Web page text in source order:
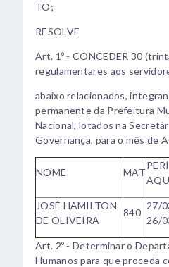
TO;
RESOLVE
Art. 1º - CONCEDER 30
regulamentares aos
abaixo relacionados,
permanente da Prefeitura
Nacional, lotados na
Governança, para o mês de
NOME MAT
JOSÉ HAMILTON
DE OLIVEIRA
840
27/
26/
Art. 2º - Determinar o
Humanos para que proceda